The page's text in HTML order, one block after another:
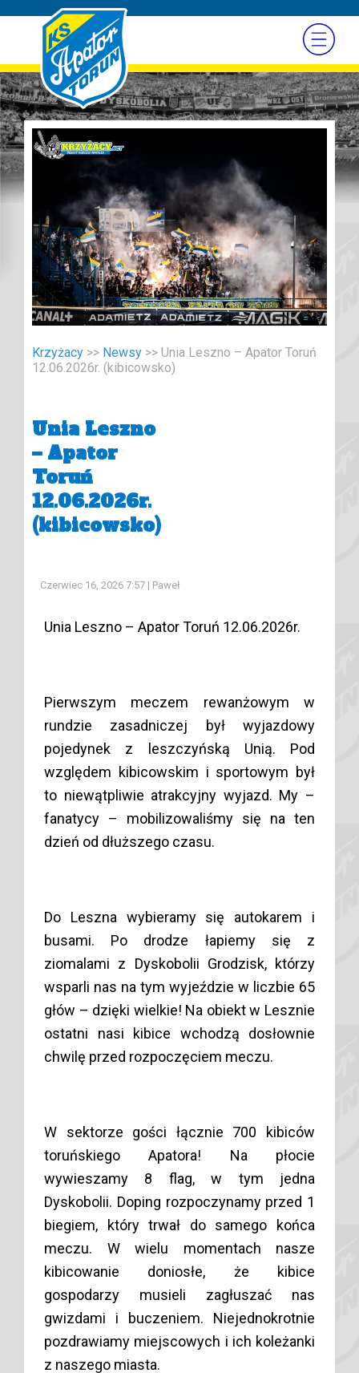
Krzyżacy >> Newsy >> Unia Leszno – Apator Toruń
12.06.2026r. (kibicowsko)
Unia Leszno
– Apator
Toruń
12.06.2026r.
(kibicowsko)
Czerwiec 16, 2026 7:57 | Paweł
Unia Leszno – Apator Toruń 12.06.2026r.
Pierwszym meczem rewanżowym w
rundzie zasadniczej był wyjazdowy
pojedynek z leszczyńską Unią. Pod
względem kibicowskim i sportowym był
to niewątpliwie atrakcyjny wyjazd. My –
fanatycy – mobilizowaliśmy się na ten
dzień od dłuższego czasu.
Do Leszna wybieramy się autokarem i
busami. Po drodze łapiemy się z
ziomalami z Dyskobolii Grodzisk, którzy
wsparli nas na tym wyjeździe w liczbie 65
głów – dzięki wielkie! Na obiekt w Lesznie
ostatni nasi kibice wchodzą dosłownie
chwilę przed rozpoczęciem meczu.
W sektorze gości łącznie 700 kibiców
toruńskiego Apatora! Na płocie
wywieszamy 8 flag, w tym jedna
Dyskobolii. Doping rozpoczynamy przed 1
biegiem, który trwał do samego końca
meczu. W wielu momentach nasze
kibicowanie doniosłe, że kibice
gospodarzy musieli zagłuszać nas
gwizdami i buczeniem. Niejednokrotnie
pozdrawiamy miejscowych i ich koleżanki
z naszego miasta.